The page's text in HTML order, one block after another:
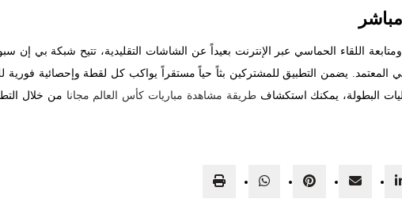
اللقاء الحماسي عبر الإنترنت بعيداً عن الشاشات التقليدية، تتيح شبكة بي إن
المعتمد. يضمن التطبيق للمشتركين بثاً حياً مستقراً يواكب كل لقطة وإحصائية فورية
البطولة، يمكنك استكشافطريقة مشاهدة مباريات كأس العالم مجانا من خلال